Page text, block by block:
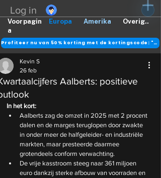
Log in
Europa Amerika Overig..
Voorpagin
a
Profiteer nu van 50% korting met de kortingscode: "DANK"
Aalberts: positieve
Kevin S
26 feb
In het kort:
Aalberts zag de omzet in 2025 met 2 procent
dalen en de marges teruglopen door zwakte
in onder meer de halfgeleider- en industriële
markten, maar presteerde daarmee
grotendeels conform verwachting.
De vrije kasstroom steeg naar 361 miljoen
euro dankzij sterke afbouw van voorraden en